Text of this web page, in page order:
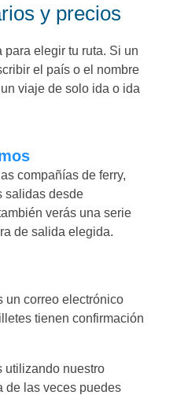
y precios
para elegir tu ruta. Si un
el país o el nombre
viaje de solo ida o ida
compañías de ferry,
salidas desde
verás una serie
de salida elegida.
un correo electrónico
tienen confirmación
utilizando nuestro
de las veces puedes